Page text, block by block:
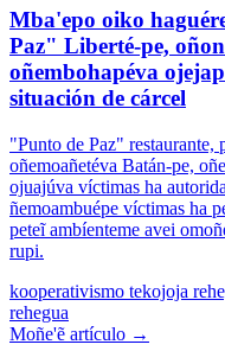
Mba'epo oiko
Paz" Liberté-pe,
oñembohapéva
situación de cárcel
"Punto de Paz" restaurante,
oñemoañetéva Batán-pe,
ojuajúva víctimas ha
ñemoambuépe víctimas ha
peteĩ ambíenteme avei
rupi.
kooperativismo tekojoja
rehegua
Moñe'ẽ artículo →